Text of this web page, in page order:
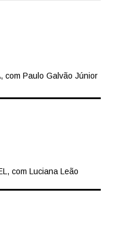
com Paulo Galvão Júnior
com Luciana Leão